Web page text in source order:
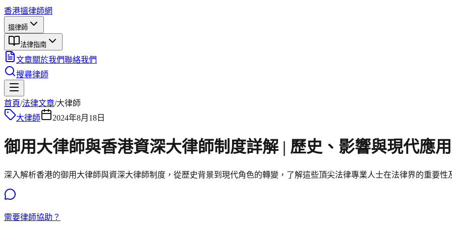
香港搵律師網
搵律師
法律指南
文章關於我們聯絡我們
搜尋律師
首頁/法律文章/大律師
大律師
2024年8月18日
御用大律師與香港資深大律師制度詳解 | 歷史、影響與現代應用
深入解析香港的御用大律師與資深大律師制度，從歷史背景到現代角色的轉變，了解這些頂尖法律專業人士在法律界的重要性
需要律師協助？